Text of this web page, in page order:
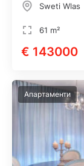
Sweti Wlas
61 m²
€ 143000
Апартаменти